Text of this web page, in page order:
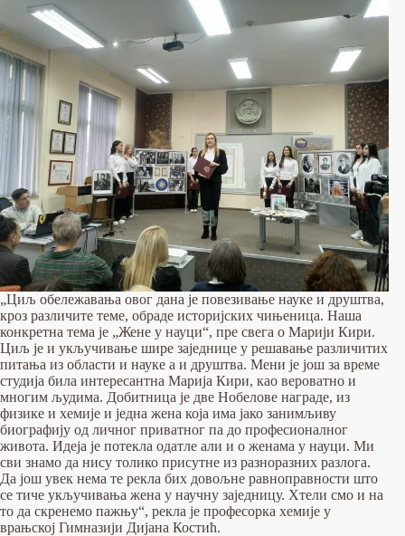
„Циљ обележавања овог дана је повезивање науке и друштва,
кроз различите теме, обраде историјских чињеница. Наша
конкретна тема је „Жене у науци“, пре свега о Марији Кири.
Циљ је и укључивање шире заједнице у решавање различитих
питања из области и науке а и друштва. Мени је још за време
студија била интересантна Марија Кири, као вероватно и
многим људима. Добитница је две Нобелове награде, из
физике и хемије и једна жена која има јако занимљиву
биографију од личног приватног па до професионалног
живота. Идеја је потекла одатле али и о женама у науци. Ми
сви знамо да нису толико присутне из разноразних разлога.
Да још увек нема те рекла бих довољне равноправности што
се тиче укључивања жена у научну заједницу. Хтели смо и на
то да скренемо пажњу“, рекла је професорка хемије у
врањској Гимназији Дијана Костић.